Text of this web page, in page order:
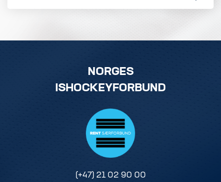
NORGES
ISHOCKEYFORBUND
(+47) 21 02 90 00